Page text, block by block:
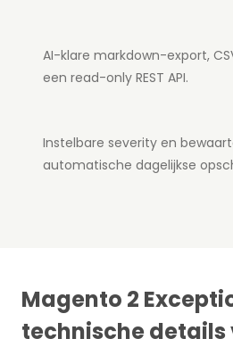
AI-klare markdown-export,
een read-only REST API.
Instelbare severity en
automatische dagelijkse
Magento 2
technische details